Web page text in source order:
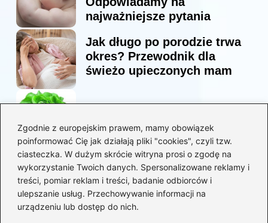
Zgodnie z europejskim prawem, mamy obowiązek
poinformować Cię jak działają pliki "cookies", czyli tzw.
ciasteczka. W dużym skrócie witryna prosi o zgodę na
wykorzystanie Twoich danych. Spersonalizowane reklamy i
treści, pomiar reklam i treści, badanie odbiorców i
ulepszanie usług. Przechowywanie informacji na
urządzeniu lub dostęp do nich.
najważniejsze pytania
Jak długo po porodzie trwa
okres? Przewodnik dla
świeżo upieczonych mam
mam karmiących piersią
Jaką biblia dla dzieci
wybrać, aby wzbudzić ich
zainteresowanie?